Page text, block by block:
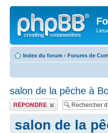
Index du forum ‹ Forums de
salon de la pêche à
Publier une réponse
salon de la